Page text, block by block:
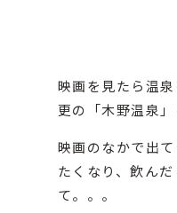
映画を見たら温
更の「木野温泉」
映画のなかで出
たくなり、飲ん
て。。。